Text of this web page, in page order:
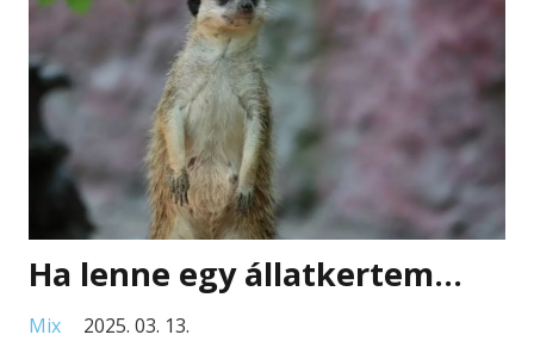
Ha lenne egy állatkertem…
Mix
2025. 03. 13.